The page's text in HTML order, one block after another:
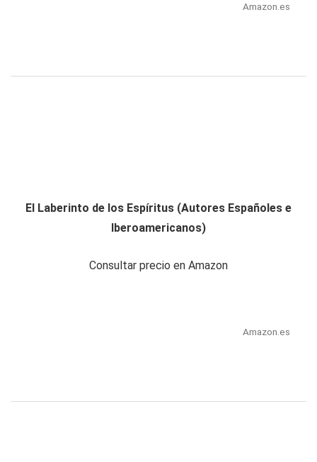
Amazon.es
El Laberinto de los Espíritus (Autores Españoles e
Iberoamericanos)
Consultar precio en Amazon
Amazon.es